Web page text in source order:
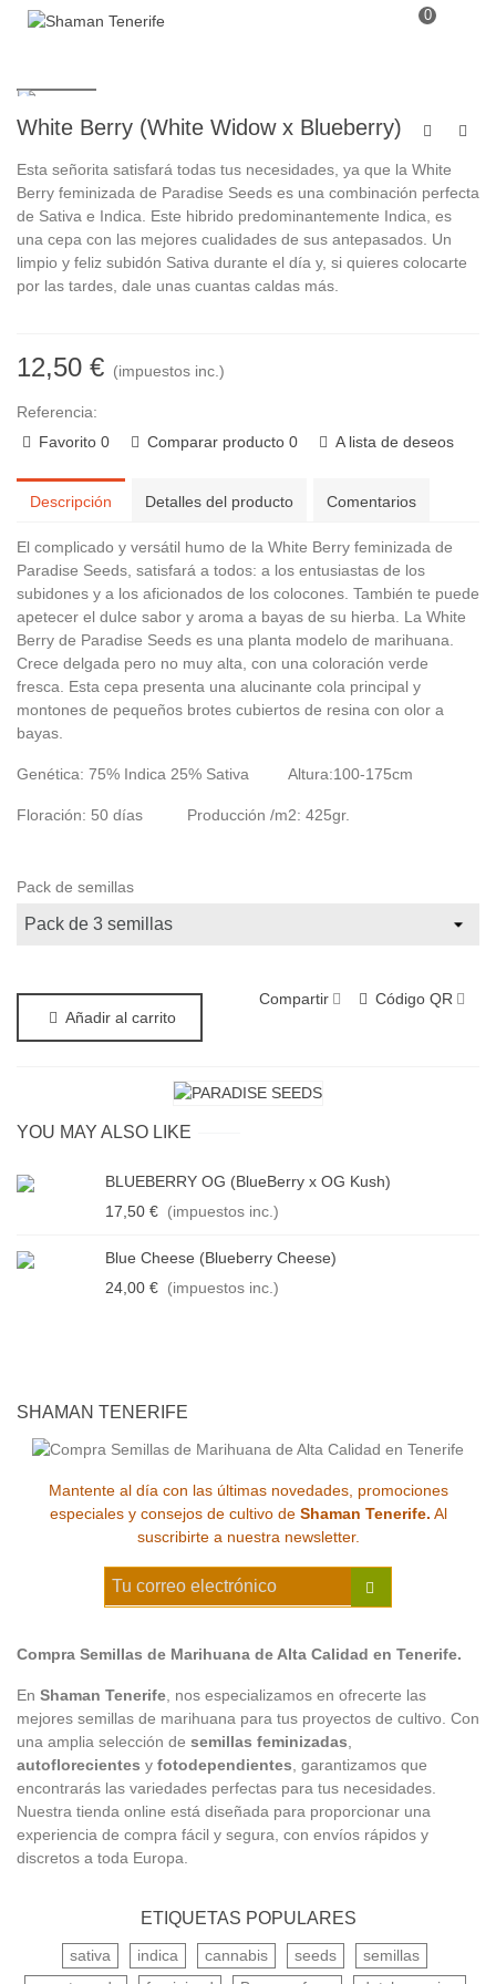
0
White Berry (White Widow x Blueberry)
Esta señorita satisfará todas tus necesidades, ya que la White
Berry feminizada de Paradise Seeds es una combinación perfecta
de Sativa e Indica. Este hibrido predominantemente Indica, es
una cepa con las mejores cualidades de sus antepasados. Un
limpio y feliz subidón Sativa durante el día y, si quieres colocarte
por las tardes, dale unas cuantas caldas más.
12,50 € (impuestos inc.)
Referencia:
Favorito 0 Comparar producto 0 A lista de deseos
Descripción Detalles del producto Comentarios
El complicado y versátil humo de la White Berry feminizada de
Paradise Seeds, satisfará a todos: a los entusiastas de los
subidones y a los aficionados de los colocones. También te puede
apetecer el dulce sabor y aroma a bayas de su hierba. La White
Berry de Paradise Seeds es una planta modelo de marihuana.
Crece delgada pero no muy alta, con una coloración verde
fresca. Esta cepa presenta una alucinante cola principal y
montones de pequeños brotes cubiertos de resina con olor a
bayas.
Genética: 75% Indica 25% Sativa Altura:100-175cm
Floración: 50 días Producción /m2: 425gr.
Pack de semillas
Añadir al carrito
Compartir Código QR
YOU MAY ALSO LIKE
BLUEBERRY OG (BlueBerry x OG Kush)
17,50 € (impuestos inc.)
Blue Cheese (Blueberry Cheese)
24,00 € (impuestos inc.)
SHAMAN TENERIFE
Mantente al día con las últimas novedades, promociones
especiales y consejos de cultivo de Shaman Tenerife. Al
suscribirte a nuestra newsletter.
Compra Semillas de Marihuana de Alta Calidad en Tenerife.
En Shaman Tenerife , nos especializamos en ofrecerte las
mejores semillas de marihuana para tus proyectos de cultivo. Con
una amplia selección de semillas feminizadas
autoflorecientes y fotodependientes , garantizamos que
encontrarás las variedades perfectas para tus necesidades.
Nuestra tienda online está diseñada para proporcionar una
experiencia de compra fácil y segura, con envíos rápidos y
discretos a toda Europa.
ETIQUETAS POPULARES
sativa indica cannabis seeds
semillas